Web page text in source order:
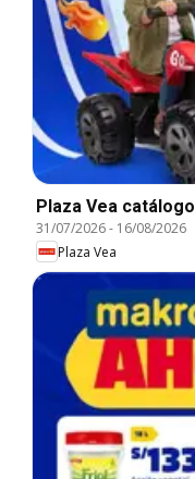
Plaza Vea catálogo
31/07/2026- 16/08/2026
Plaza Vea